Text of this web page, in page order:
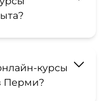
курсы
Перми?